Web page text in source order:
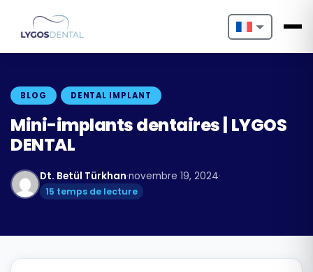
Nederlands
Français
BLOG DENTAL IMPLANT
Mini-implants dentaires | LYGOS
DENTAL
Dt. Betül Türkhan·novembre 19, 2024·
15 temps de lecture